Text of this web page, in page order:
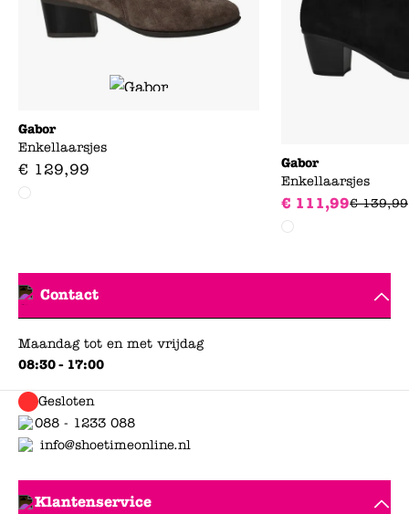
Gabor
Enkellaarsjes
€ 129,99
Gabor
Enkellaarsjes
€ 111,99€ 139,99
Contact
Maandag tot en met vrijdag
08:30 - 17:00
Gesloten
088 - 1233 088
info@shoetimeonline.nl
Klantenservice